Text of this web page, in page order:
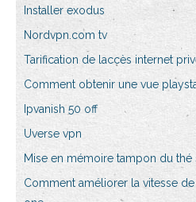
Installer exodus
Nordvpn.com tv
Tarification de laccès internet
Comment obtenir une vue
Ipvanish 50 off
Uverse vpn
Mise en mémoire tampon du thé
Comment améliorer la vitesse